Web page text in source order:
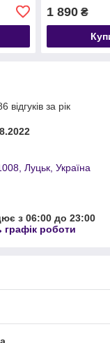
1 890₴
за рік
Луцьк, Україна
з 06:00 до 23:00
графік роботи